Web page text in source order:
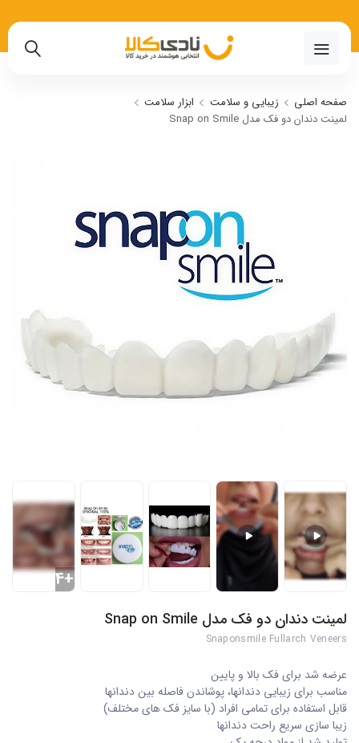
صفحه اصلی زیبایی و سلامت
ابزار سلامت
لمینت دندان دو فک مدل Snap on Smile
+4
لمینت دندان دو فک مدل Snap on Smile
Snaponsmile Fullarch Veneers
عرضه شد برای فک بالا و پایین
مناسب برای زیبایی دندانها، پوشاندن فاصله بین دندانها
قابل استفاده برای تمامی افراد (با سایز فک های مختلف)
زیبا سازی سریع راحت دندانها